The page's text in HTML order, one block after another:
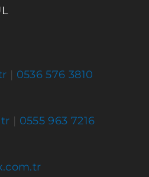
| 0536 576 3810
| 0555 963 7216